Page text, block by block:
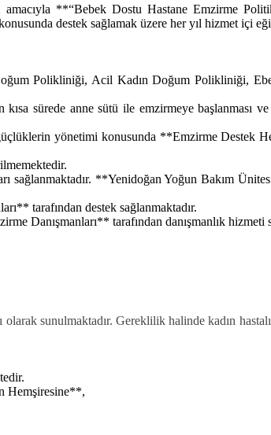
amacıyla **“Bebek Dostu Hastane Emzirme
destek sağlamak üzere her yıl hizmet içi
Polikliniği, Acil Kadın Doğum Polikliniği,
sürede anne sütü ile emzirmeye başlanması
yönetimi konusunda **Emzirme Destek
sağlanmaktadır. **Yenidoğan Yoğun Bakım
tarafından destek sağlanmaktadır.
Danışmanları** tarafından danışmanlık hizmeti
sunulmaktadır. Gereklilik halinde kadın
Hemşiresine**,